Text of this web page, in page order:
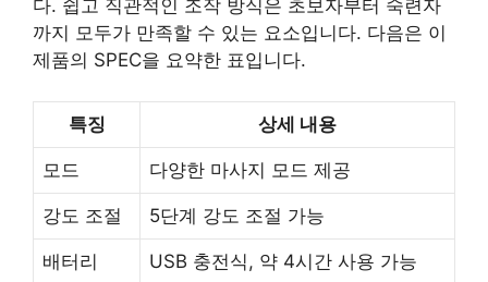
다. 쉽고 직관적인 조작 방식은 초보자부터 숙련자
까지 모두가 만족할 수 있는 요소입니다. 다음은 이
제품의 SPEC을 요약한 표입니다.
특징 상세 내용
모드 다양한 마사지 모드 제공
강도 조절 5단계 강도 조절 가능
배터리 USB 충전식, 약 4시간 사용 가능